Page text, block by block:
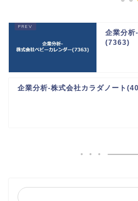
企業分析
(7363)
企業分析-株式会社カラダノート